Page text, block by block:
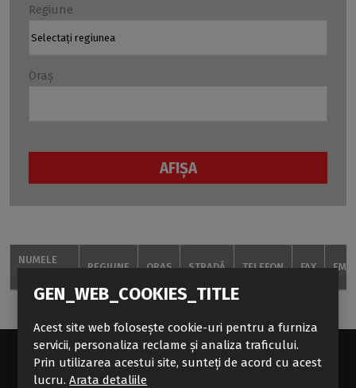
Regiune
Oraș
AFIŞA
NUMELE
REGIUNE ORAȘ STRADĂ TELEFON FAX
GEN_WEB_COOKIES_TITLE
Acest site web folosește cookie-uri pentru a furniza
servicii, personaliza reclame și analiza traficului.
Prin utilizarea acestui site, sunteți de acord cu acest
lucru.Arata detaliile